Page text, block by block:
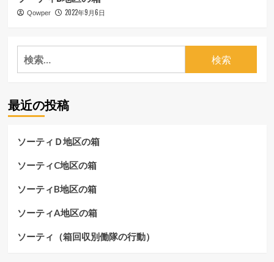
Qowper 2022年9月6日
検
索:
最近の投稿
ソーティＤ地区の箱
ソーティC地区の箱
ソーティB地区の箱
ソーティA地区の箱
ソーティ（箱回収別働隊の行動）